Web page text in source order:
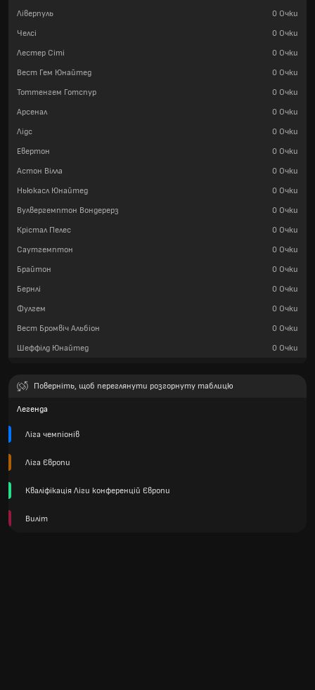
Ліверпуль
0 Очки
Челсі
0 Очки
Лестер Сіті
0 Очки
Вест Гем Юнайтед
0 Очки
Тоттенгем Готспур
0 Очки
Арсенал
0 Очки
Лідс
0 Очки
Евертон
0 Очки
Астон Вілла
0 Очки
Ньюкасл Юнайтед
0 Очки
Вулвергемптон Вондерерз
0 Очки
Крістал Пелес
0 Очки
Саутгемптон
0 Очки
Брайтон
0 Очки
Бернлі
0 Очки
Фулгем
0 Очки
Вест Бромвіч Альбіон
0 Очки
Шеффілд Юнайтед
0 Очки
Поверніть, щоб переглянути розгорнуту таблицю
Легенда
Ліга чемпіонів
Ліга Європи
Кваліфікація Ліги конференцій Європи
Виліт